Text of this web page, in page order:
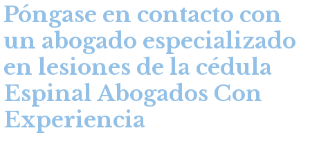
Póngase en contacto con
un abogado especializado
en lesiones de la cédula
Espinal Abogados Con
Experiencia